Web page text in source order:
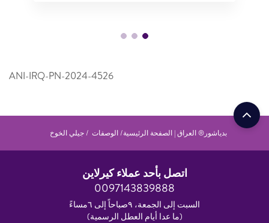
ANI-IRQ-PN-2024-4526
بدياشور® العراق | الصفحة الرئيسية الوصفات جيلي الخوخ
اتصل بأحد عملاء كيرلاين
0097143839888
السبت إلى الجمعة، ٩صباحاً إلى ٦مساءً
(ما عدا أيام العطل الرسمية)